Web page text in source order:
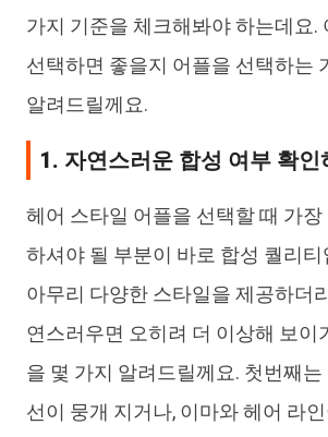
가지 기준을 체크해봐야 하는데요.
선택하면 좋을지 어플을 선택하는
알려드릴께요.
1. 자연스러운 합성 여부 확인
헤어 스타일 어플을 선택할 때 가
하셔야 될 부분이 바로 합성 퀄리티
아무리 다양한 스타일을 제공하더
연스러우면 오히려 더 이상해 보이
을 몇 가지 알려드릴께요. 첫번째
선이 뭉개 지거나, 이마와 헤어 라